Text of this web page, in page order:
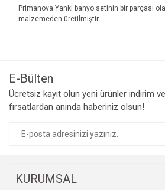
Primanova Yankı banyo setinin bir parçası
malzemeden üretilmiştir.
E-Bülten
Ücretsiz kayıt olun yeni ürünler indirim
fırsatlardan anında haberiniz olsun!
KURUMSAL